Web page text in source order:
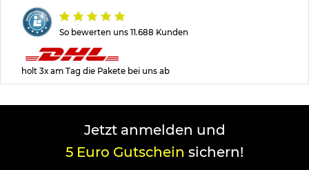
So bewerten uns 11.688 Kunden
holt 3x am Tag die Pakete bei uns ab
Jetzt anmelden und
5 Euro Gutschein sichern!